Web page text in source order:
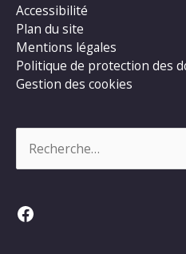
Accessibilité
Plan du site
Mentions légales
Politique de protection des
Gestion des cookies
Facebook